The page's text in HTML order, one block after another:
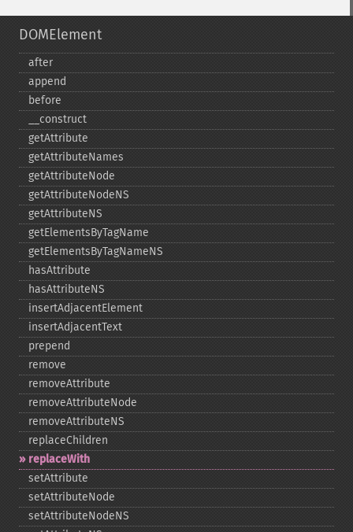
DOMElement
after
append
before
_​_​construct
getAttribute
getAttributeNames
getAttributeNode
getAttributeNodeNS
getAttributeNS
getElementsByTagName
getElementsByTagNameNS
hasAttribute
hasAttributeNS
insertAdjacentElement
insertAdjacentText
prepend
remove
removeAttribute
removeAttributeNode
removeAttributeNS
replaceChildren
replaceWith
setAttribute
setAttributeNode
setAttributeNodeNS